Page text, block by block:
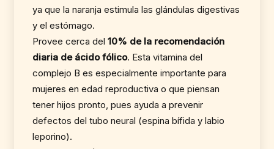
ya que la naranja estimula las glándulas digestivas
y el estómago.
Provee cerca del 10% de la recomendación
diaria de ácido fólico. Esta vitamina del
complejo B es especialmente importante para
mujeres en edad reproductiva o que piensan
tener hijos pronto, pues ayuda a prevenir
defectos del tubo neural (espina bífida y labio
leporino).